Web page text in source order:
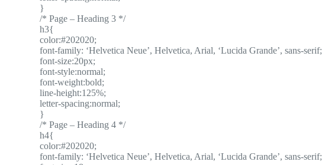
}
/* Page – Heading 3 */
h3{
color:#202020;
font-family: ‘Helvetica Neue’, Helvetica, Arial, ‘Lucida Grande’, sans-serif;
font-size:20px;
font-style:normal;
font-weight:bold;
line-height:125%;
letter-spacing:normal;
}
/* Page – Heading 4 */
h4{
color:#202020;
font-family: ‘Helvetica Neue’, Helvetica, Arial, ‘Lucida Grande’, sans-serif;